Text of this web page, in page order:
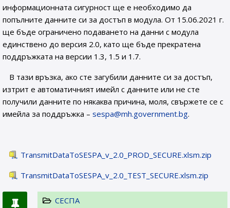
информационната сигурност ще е необходимо да
попълните данните си за достъп в модула. От 15.06.2021 г.
ще бъде ограничено подаването на данни с модула
единствено до версия 2.0, като ще бъде прекратена
поддръжката на версии 1.3, 1.5 и 1.7.
В тази връзка, ако сте загубили данните си за достъп,
изтрит е автоматичният имейл с данните или не сте
получили данните по някаква причина, моля, свържете се с
имейла за поддръжка – sespa@mh.government.bg.
TransmitDataToSESPA_v_2.0_PROD_SECURE.xlsm.zip
TransmitDataToSESPA_v_2.0_TEST_SECURE.xlsm.zip
СЕСПА